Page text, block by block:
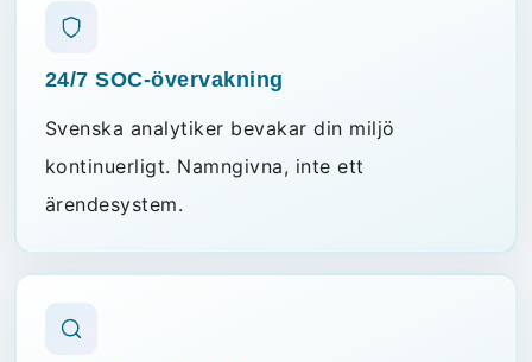
24/7 SOC-övervakning
Svenska analytiker bevakar din miljö
kontinuerligt. Namngivna, inte ett
ärendesystem.